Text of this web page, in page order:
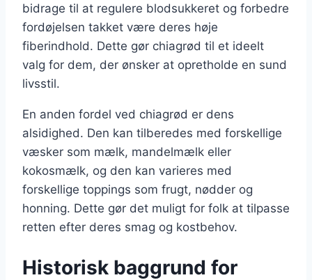
bidrage til at regulere blodsukkeret og forbedre
fordøjelsen takket være deres høje
fiberindhold. Dette gør chiagrød til et ideelt
valg for dem, der ønsker at opretholde en sund
livsstil.
En anden fordel ved chiagrød er dens
alsidighed. Den kan tilberedes med forskellige
væsker som mælk, mandelmælk eller
kokosmælk, og den kan varieres med
forskellige toppings som frugt, nødder og
honning. Dette gør det muligt for folk at tilpasse
retten efter deres smag og kostbehov.
Historisk baggrund for